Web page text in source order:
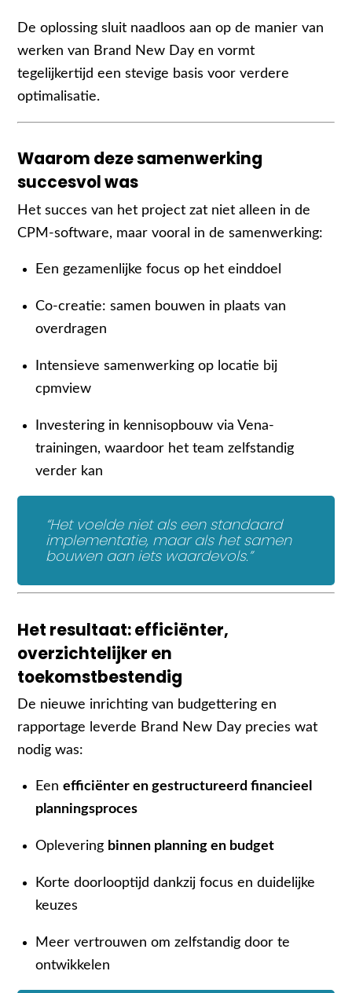
De oplossing sluit naadloos aan op de manier van
werken van Brand New Day en vormt
tegelijkertijd een stevige basis voor verdere
optimalisatie.
Waarom deze samenwerking
succesvol was
Het succes van het project zat niet alleen in de
CPM-software, maar vooral in de samenwerking:
Een gezamenlijke focus op het einddoel
Co-creatie: samen bouwen in plaats van
overdragen
Intensieve samenwerking op locatie bij
cpmview
Investering in kennisopbouw via Vena-
trainingen, waardoor het team zelfstandig
verder kan
“Het voelde niet als een standaard
implementatie, maar als het samen
bouwen aan iets waardevols.”
Het resultaat: efficiënter,
overzichtelijker en
toekomstbestendig
De nieuwe inrichting van budgettering en
rapportage leverde Brand New Day precies wat
nodig was:
Een efficiënter en gestructureerd financieel
planningsproces
Oplevering binnen planning en budget
Korte doorlooptijd dankzij focus en duidelijke
keuzes
Meer vertrouwen om zelfstandig door te
ontwikkelen